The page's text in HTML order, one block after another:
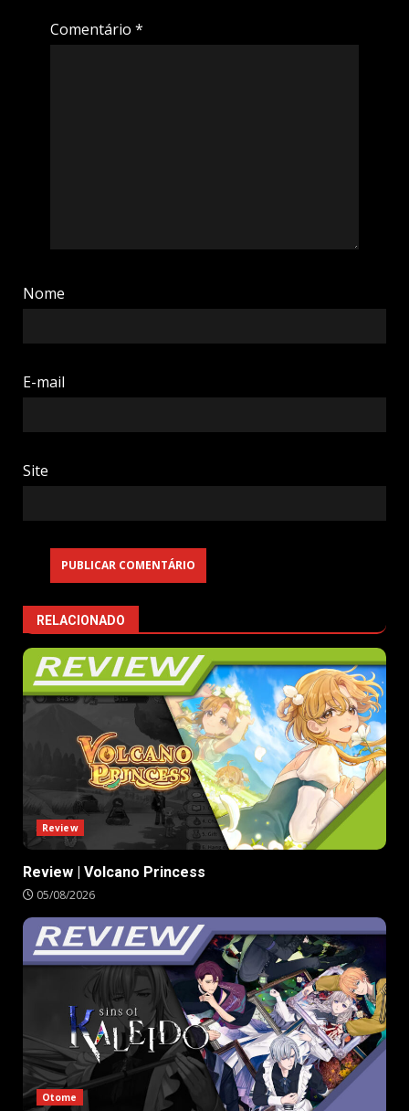
Comentário *
Nome
E-mail
Site
RELACIONADO
Review
Review | Volcano Princess
05/08/2026
Otome